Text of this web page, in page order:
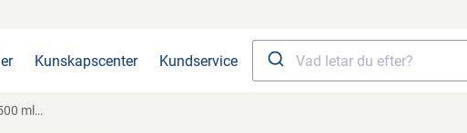
Kunskapscenter Kundservice
flaskor